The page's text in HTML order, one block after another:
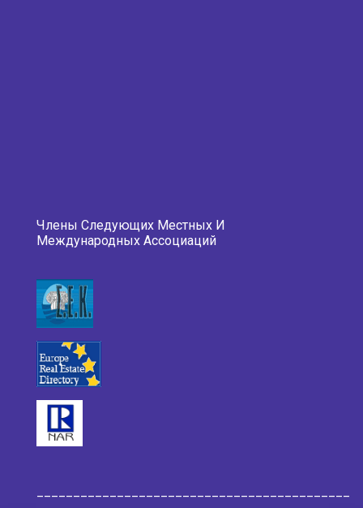
Члены Следующих Местных И
Международных Ассоциаций